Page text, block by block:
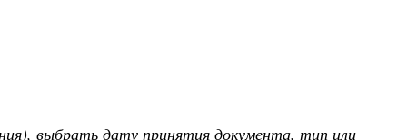
выбрать дату принятия документа, тип или